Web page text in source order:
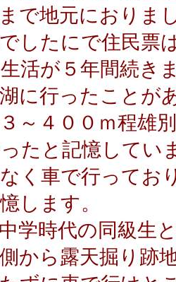
で地元におりま
したにで住民票
活が５年間続き
に行ったことが
～４００ｍ程雄
たと記憶してい
く車で行ってお
します。
学時代の同級生
から露天掘り跡